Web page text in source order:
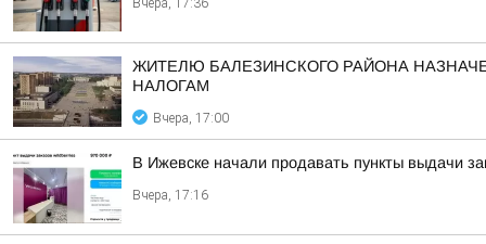
Вчера, 17:36
ЖИТЕЛЮ БАЛЕЗИНСКОГО РАЙОНА
НАЛОГАМ
Вчера, 17:00
В Ижевске начали продавать пункты выдачи
Вчера, 17:16